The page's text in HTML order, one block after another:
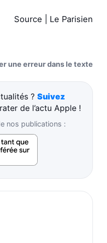
Source | Le Parisien
une erreur dans le texte
? Suivez
de l’actu Apple !
nos publications :